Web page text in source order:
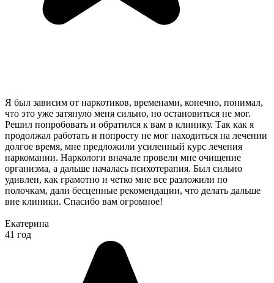
Я был зависим от наркотиков, временами, конечно, понимал,
что это уже затянуло меня сильно, но остановиться не мог.
Решил попробовать и обратился к вам в клинику. Так как я
продолжал работать и попросту не мог находиться на лечении
долгое время, мне предложили усиленный курс лечения
наркомании. Наркологи вначале провели мне очищение
организма, а дальше началась психотерапия. Был сильно
удивлен, как грамотно и четко мне все разложили по
полочкам, дали бесценные рекомендации, что делать дальше
вне клиники. Спасибо вам огромное!
Екатерина
41 год